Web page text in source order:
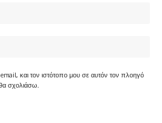
και τον ιστότοπο μου σε αυτόν τον πλοηγό
σχολιάσω.